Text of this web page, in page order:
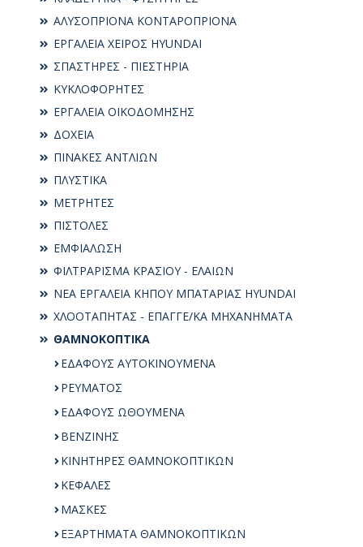
ΑΛΥΣΟΠΡΙΟΝΑ ΚΟΝΤΑΡΟΠΡΙΟΝΑ
ΕΡΓΑΛΕΙΑ ΧΕΙΡΟΣ HYUNDAI
ΣΠΑΣΤΗΡΕΣ - ΠΙΕΣΤΗΡΙΑ
ΚΥΚΛΟΦΟΡΗΤΕΣ
ΕΡΓΑΛΕΙΑ ΟΙΚΟΔΟΜΗΣΗΣ
ΔΟΧΕΙΑ
ΠΙΝΑΚΕΣ ΑΝΤΛΙΩΝ
ΠΛΥΣΤΙΚΑ
ΜΕΤΡΗΤΕΣ
ΠΙΣΤΟΛΕΣ
ΕΜΦΙΑΛΩΣΗ
ΦΙΛΤΡΑΡΙΣΜΑ ΚΡΑΣΙΟΥ - ΕΛΑΙΩΝ
ΝΕΑ ΕΡΓΑΛΕΙΑ ΚΗΠΟΥ ΜΠΑΤΑΡΙΑΣ HYUNDAI
ΧΛΟΟΤΑΠΗΤΑΣ - ΕΠΑΓΓΕ/ΚΑ ΜΗΧΑΝΗΜΑΤΑ
ΘΑΜΝΟΚΟΠΤΙΚΑ
ΕΔΑΦΟΥΣ ΑΥΤΟΚΙΝΟΥΜΕΝΑ
ΡΕΥΜΑΤΟΣ
ΕΔΑΦΟΥΣ ΩΘΟΥΜΕΝΑ
ΒΕΝΖΙΝΗΣ
ΚΙΝΗΤΗΡΕΣ ΘΑΜΝΟΚΟΠΤΙΚΩΝ
ΚΕΦΑΛΕΣ
ΜΑΣΚΕΣ
ΕΞΑΡΤΗΜΑΤΑ ΘΑΜΝΟΚΟΠΤΙΚΩΝ